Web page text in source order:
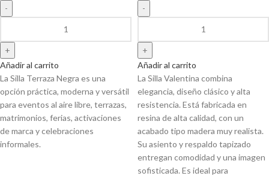
Añadir al carrito
La Silla Terraza Negra es una
opción práctica, moderna y versátil
para eventos al aire libre, terrazas,
matrimonios, ferias, activaciones
de marca y celebraciones
informales.
Añadir al carrito
La Silla Valentina combina
elegancia, diseño clásico y alta
resistencia. Está fabricada en
resina de alta calidad, con un
acabado tipo madera muy realista.
Su asiento y respaldo tapizado
entregan comodidad y una imagen
sofisticada. Es ideal para